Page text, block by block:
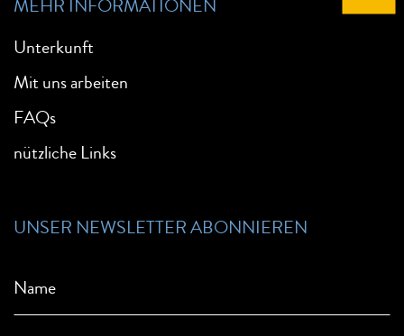
MEHR INFORMATIONEN
Unterkunft
Mit uns arbeiten
FAQs
nützliche Links
UNSER NEWSLETTER ABONNIEREN
Name